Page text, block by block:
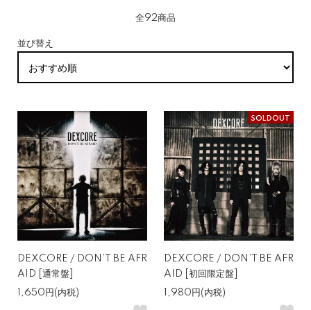
全92商品
並び替え
DEXCORE / DON’T BE AFR
AID [通常盤]
1,650円(内税)
SOLDOUT
DEXCORE / DON’T BE AFR
AID [初回限定盤]
1,980円(内税)